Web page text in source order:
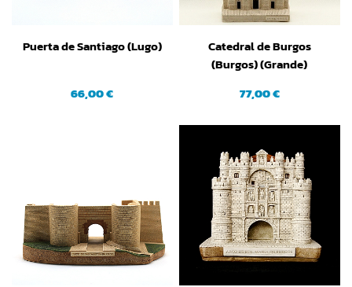
Puerta de Santiago (Lugo)
66,00 €
Catedral de Burgos
(Burgos) (Grande)
77,00 €